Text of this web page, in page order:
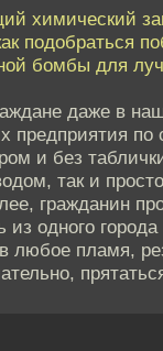
химический
подобраться
бомбы для
даже в
предприятия по
и без
так и
гражданин
из одного
любое пламя,